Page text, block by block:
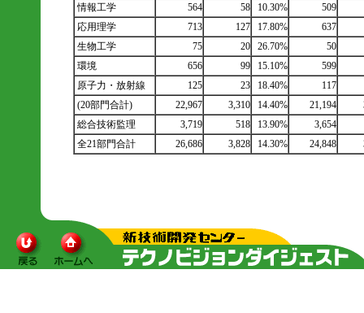
情報工学
564 58 10.30%
509
応用理学
713 127 17.80%
637
生物工学
75 20 26.70%
50
環境
656 99 15.10%
599
原子力・放射線
125 23 18.40%
117
(20部門合計)
22,967 3,310 14.40% 21,194
総合技術監理
3,719 518 13.90%
3,654
全21部門合計
26,686 3,828 14.30% 24,848